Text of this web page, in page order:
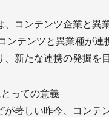
、コンテンツ企業と異
ンテンツと異業種が
新たな連携の発掘を
っての意義
が著しい昨今、コンテ